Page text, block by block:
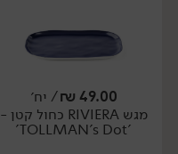
יח׳
49.00
₪/ יח׳
מגש RIVIERA כחול קטן -
'TOLLMAN's Dot'